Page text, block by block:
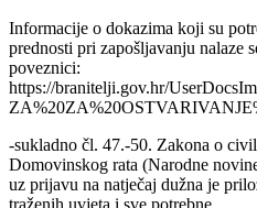
Informacije o dokazima koji su
prednosti pri zapošljavanju nalaze
poveznici:
https://branitelji.gov.hr/
-sukladno čl. 47.-50. Zakona o
Domovinskog rata (Narodne
uz prijavu na natječaj dužna je
traženih uvjeta i sve potrebne